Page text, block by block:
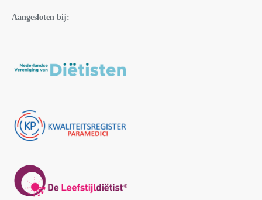
Aangesloten bij: